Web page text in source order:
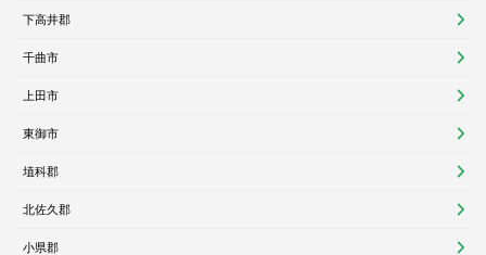
下高井郡
千曲市
上田市
東御市
埴科郡
北佐久郡
小県郡